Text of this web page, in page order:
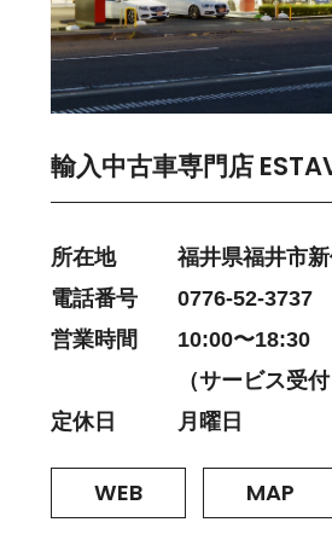
輸入中古車専門店
所在地
福井県福井市
電話番号
0776-52-3737
営業時間
10:00〜18:30
（サービス受
定休日
月曜日
WEB MAP